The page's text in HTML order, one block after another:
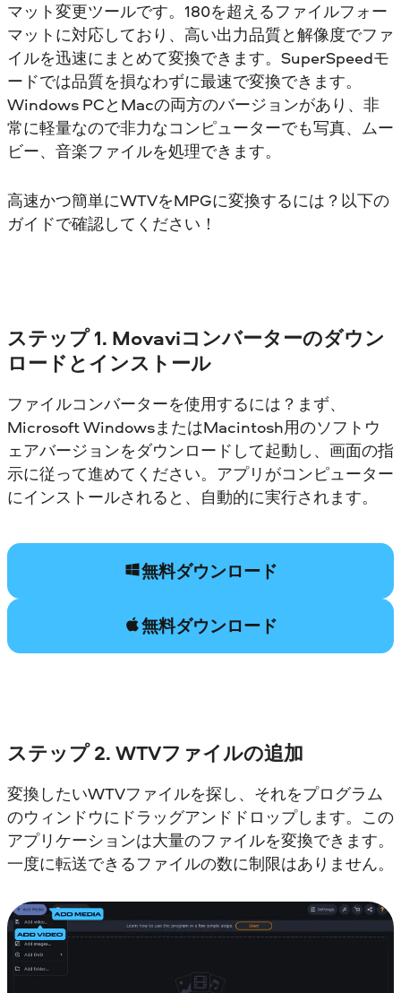
マット変更ツールです。180を超えるファイルフォー
マットに対応しており、高い出力品質と解像度でファ
イルを迅速にまとめて変換できます。SuperSpeedモ
ードでは品質を損なわずに最速で変換できます。
Windows PCとMacの両方のバージョンがあり、非
常に軽量なので非力なコンピューターでも写真、ムー
ビー、音楽ファイルを処理できます。
高速かつ簡単にWTVをMPGに変換するには？以下の
ガイドで確認してください！
ステップ 1. Movaviコンバーターのダウン
ロードとインストール
ファイルコンバーターを使用するには？まず、
Microsoft WindowsまたはMacintosh用のソフトウ
ェアバージョンをダウンロードして起動し、画面の指
示に従って進めてください。アプリがコンピューター
にインストールされると、自動的に実行されます。
無料ダウンロード
無料ダウンロード
ステップ 2. WTVファイルの追加
変換したいWTVファイルを探し、それをプログラム
のウィンドウにドラッグアンドドロップします。この
アプリケーションは大量のファイルを変換できます。
一度に転送できるファイルの数に制限はありません。